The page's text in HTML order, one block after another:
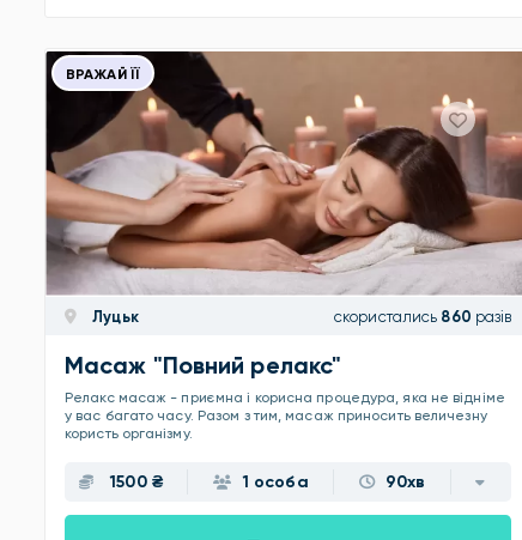
ВРАЖАЙ ЇЇ
Луцьк скористались 860 разів
Масаж "Повний релакс"
Релакс масаж - приємна і корисна процедура, яка не відніме
у вас багато часу. Разом з тим, масаж приносить величезну
користь організму.
1500 ₴ 1 особа 90хв